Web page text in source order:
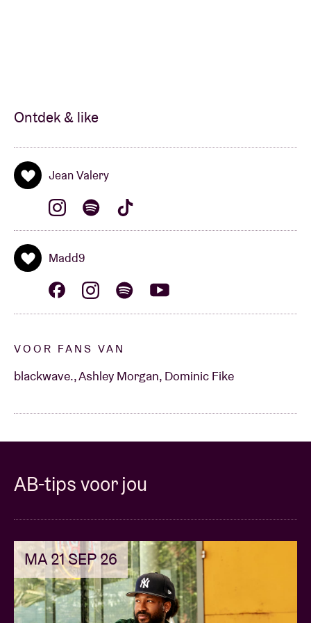
Ontdek & like
Jean Valery
Madd9
VOOR FANS VAN
blackwave., Ashley Morgan, Dominic Fike
AB-tips voor jou
MA 21 SEP 26